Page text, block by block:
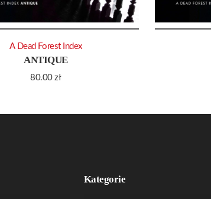
ANTIQUE
80.00zł
A Dead Forest Index
Kategorie